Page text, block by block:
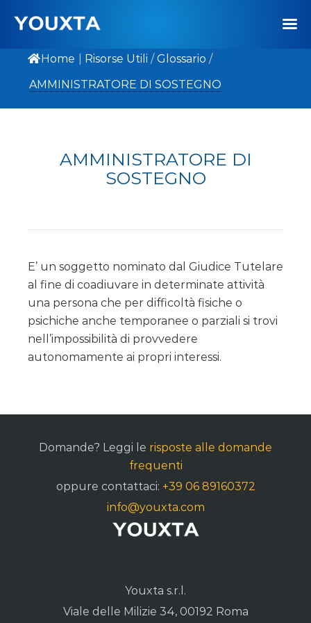
Home Risorse Utili / Glossario /
AMMINISTRATORE DI SOSTEGNO
AMMINISTRATORE DI
SOSTEGNO
E’ un soggetto nominato dal Giudice Tutelare
al fine di coadiuvare in determinate attività
una persona che per difficoltà fisiche o
psichiche anche temporanee o parziali si trovi
nell’impossibilità di provvedere
autonomamente ai propri interessi.
Domande? Leggi le risposte alle domande
frequenti
oppure contattaci: +39 06 89160372
info@youxta.com
Youxta s.r.l.
Viale delle Milizie 34, 00192 Roma